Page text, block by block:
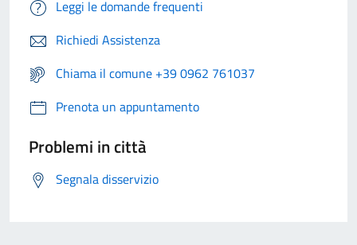
Leggi le domande frequenti
Richiedi Assistenza
Chiama il comune +39 0962 761037
Prenota un appuntamento
Problemi in città
Segnala disservizio